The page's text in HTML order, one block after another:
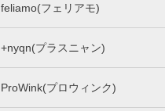
feliamo(フェリアモ)
+nyqn(プラスニャン)
ProWink(プロウィンク)